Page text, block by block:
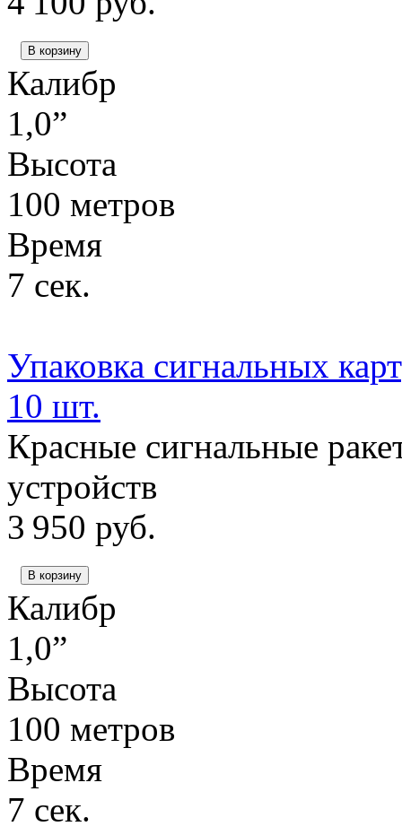
В корзину
Калибр
1,0”
Высота
100 метров
Время
7 сек.
Упаковка сигнальных
10 шт.
Красные сигнальные
устройств
3 950 руб.
В корзину
Калибр
1,0”
Высота
100 метров
Время
7 сек.